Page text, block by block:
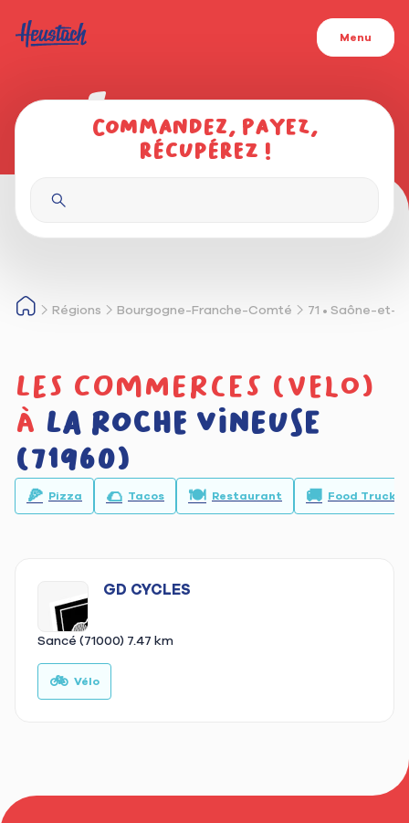
Menu
Commandez, payez,
récupérez !
Régions Bourgogne-Franche-Comté 71 • Saône-et-
Les commerces (velo)
à La Roche Vineuse
(71960)
🍕 Pizza 🌮 Tacos 🍽️ Restaurant 🚚 Food Truck
GD CYCLES
Sancé (71000) 7.47 km
🚲 Vélo